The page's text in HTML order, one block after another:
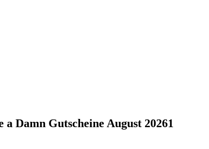
a Damn Gutscheine August 20261